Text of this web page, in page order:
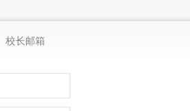
校长邮箱